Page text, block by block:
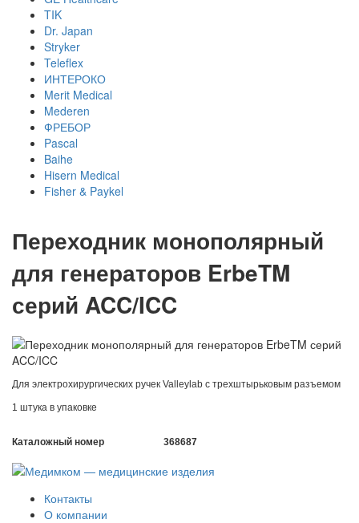
TIK
Dr. Japan
Stryker
Teleflex
ИНТЕРОКО
Merit Medical
Mederen
ФРЕБОР
Pascal
Baihe
Hisern Medical
Fisher & Paykel
Переходник монополярный
для генераторов ErbeTM
серий ACC/ICC
Для электрохирургических ручек Valleylab с трехштырьковым разъемом
1 штука в упаковке
Каталожный номер 368687
Контакты
О компании